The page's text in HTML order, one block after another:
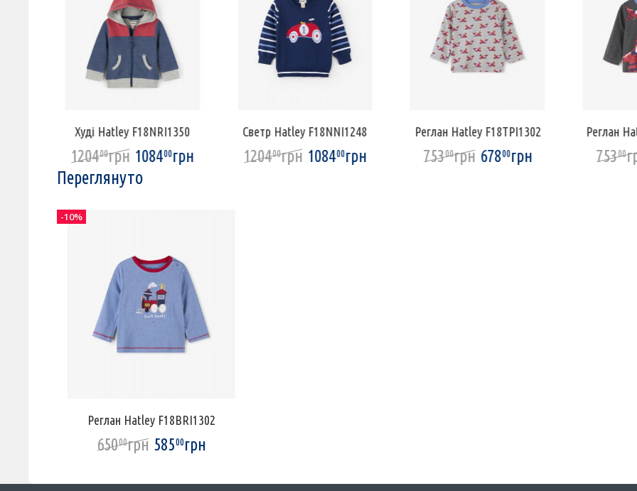
Худі Hatley F18NRI1350
120400грн 108400грн
Светр Hatley F18NNI1248
120400грн 108400грн
Реглан Hatley F18TPI1302
75300грн 67800грн
Реглан
75300
Переглянуто
Реглан Hatley F18BRI1302
65000грн 58500грн
-10%